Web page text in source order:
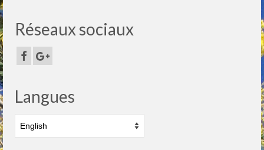
Réseaux sociaux
Langues